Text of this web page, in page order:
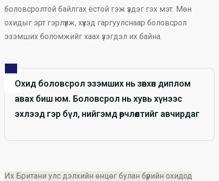
боловсролтой байлгах ёстой гэж үздэг гэх мэт. Мөн
охидыг эрт гэрлүүлж, хүүхэд гаргуулснаар боловсрол
эзэмших боломжийг хаах үзэгдэл их байна.
Охид боловсрол эзэмших нь зөвхөн диплом
авах биш юм. Боловсрол нь хувь хүнээс
эхлээд гэр бүл, нийгэмд өөрчлөлтийг авчирдаг
Их Британи улс дэлхийн өнцөг булан бүрийн охидод